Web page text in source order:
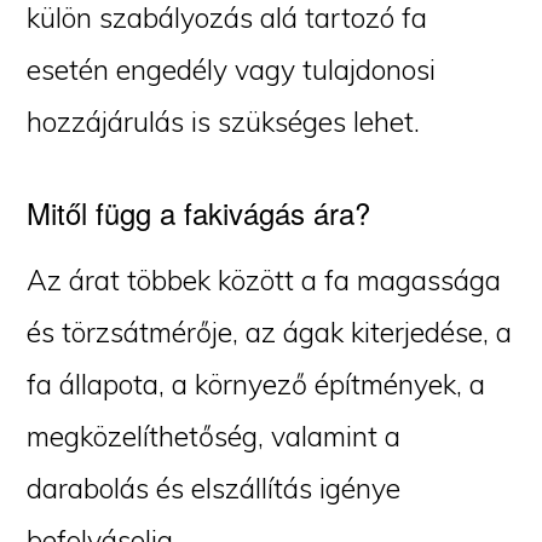
külön szabályozás alá tartozó fa
esetén engedély vagy tulajdonosi
hozzájárulás is szükséges lehet.
Mitől függ a fakivágás ára?
Az árat többek között a fa magassága
és törzsátmérője, az ágak kiterjedése, a
fa állapota, a környező építmények, a
megközelíthetőség, valamint a
darabolás és elszállítás igénye